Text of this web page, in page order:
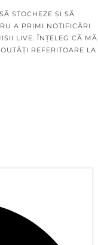
STOCHEZE ȘI SĂ
A PRIMI NOTIFICĂRI
LIVE. ÎNȚELEG CĂ MĂ
REFERITOARE LA